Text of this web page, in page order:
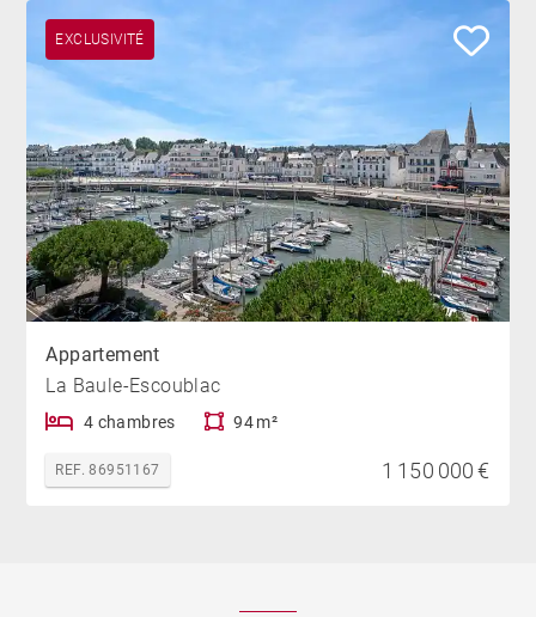
EXCLUSIVITÉ
Appartement
La Baule-Escoublac
4 chambres 94 m²
REF. 86951167 1 150 000 €